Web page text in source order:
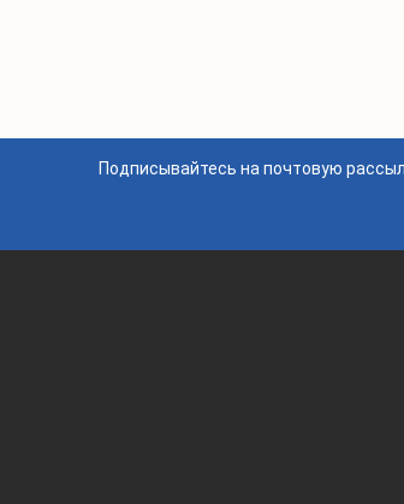
Подписывайтесь на почтовую